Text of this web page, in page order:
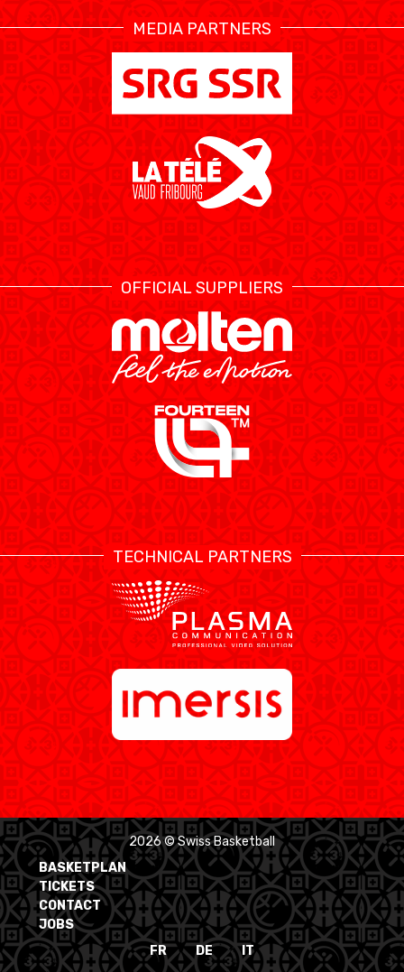
MEDIA PARTNERS
OFFICIAL SUPPLIERS
TECHNICAL PARTNERS
2026 © Swiss Basketball
BASKETPLAN
TICKETS
CONTACT
JOBS
FR
DE IT